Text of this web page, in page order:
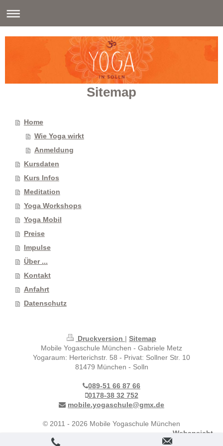
Sitemap
Home
Wie Yoga wirkt
Anmeldung
Kursdaten
Kurs Infos
Meditation
Yoga Workshops
Yoga Mobil
Preise
Impulse
Über ...
Kontakt
Anfahrt
Datenschutz
Druckversion | Sitemap
Mobile Yogaschule München - Gabriele Metz
Yogaraum: Herterichstr. 58 - Privat: Sollner Str. 10
81479 München - Solln
089-51 66 87 66
0178-38 32 752
mobile.yogaschule@gmx.de
© 2011 - 2026 Mobile Yogaschule München
Webansicht